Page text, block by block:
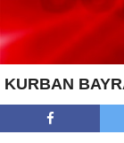
KURBAN